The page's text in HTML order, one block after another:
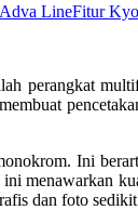
Adva LineFitur
perangkat
Ini
menawarkan
dan foto